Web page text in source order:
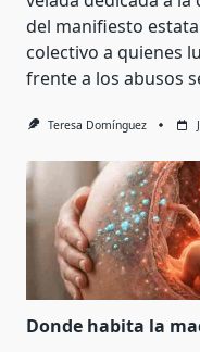
del manifiesto
colectivo a quienes
frente a los abusos
Teresa Domínguez
Donde habita la